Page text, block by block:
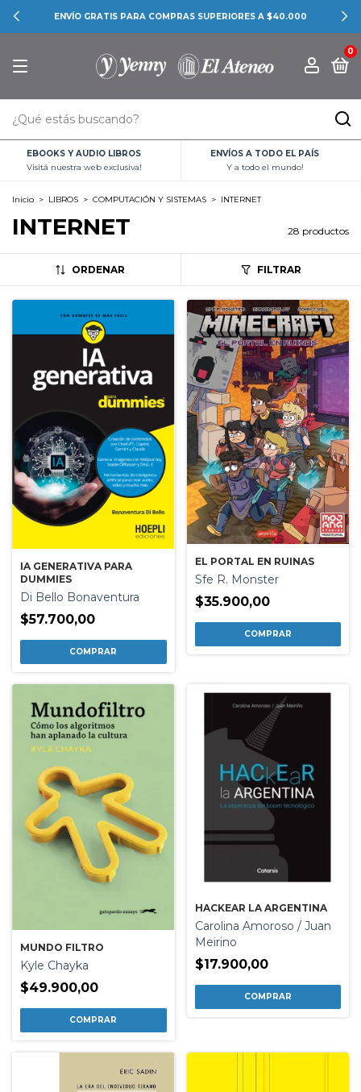
CONOCÉ LAS PROMOCIONES BANCARIAS
0
EBOOKS Y AUDIO LIBROS
Visitá nuestra web exclusiva!
ENVÍOS A TODO EL PAÍS
Y a todo el mundo!
Inicio > LIBROS > COMPUTACIÓN Y SISTEMAS > INTERNET
INTERNET 28 productos
ORDENAR FILTRAR
IA GENERATIVA PARA
DUMMIES
Di Bello Bonaventura
$57.700,00
EL PORTAL EN RUINAS
Sfe R. Monster
$35.900,00
MUNDO FILTRO
Kyle Chayka
$49.900,00
HACKEAR LA ARGENTINA
Carolina Amoroso / Juan
Meirino
$17.900,00